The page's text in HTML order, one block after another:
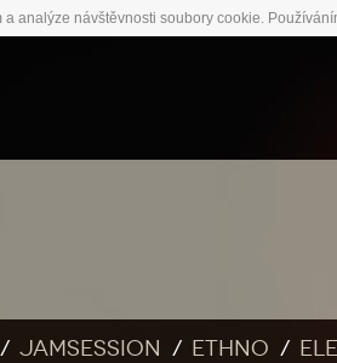
analýze návštěvnosti soubory cookie.
Jamsession Ethno